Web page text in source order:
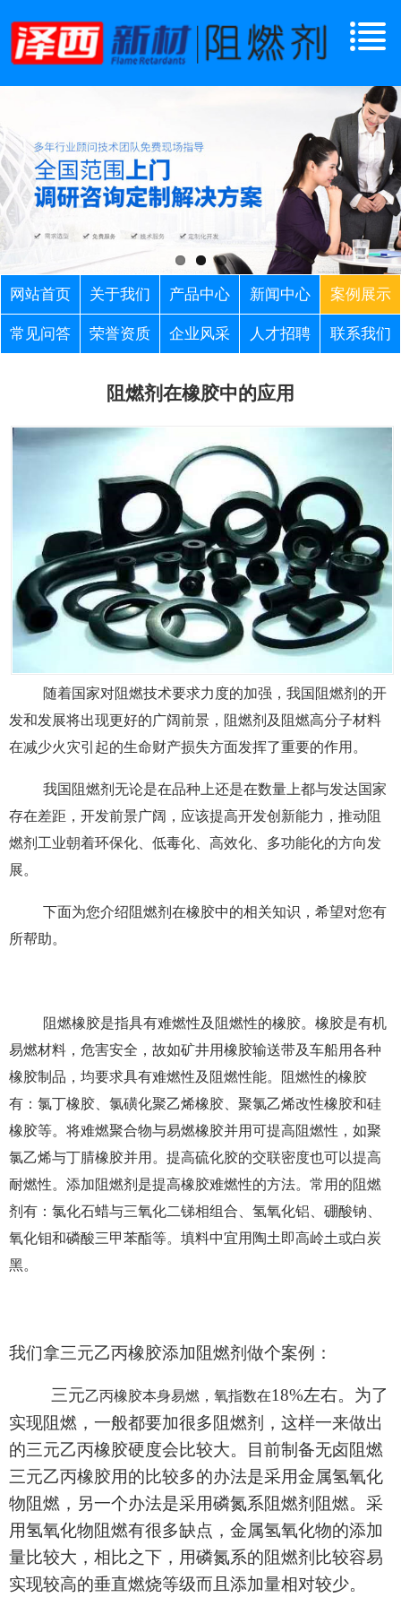
网站首页 关于我们 产品中心 新闻中心 案例展示
常见问答 荣誉资质 企业风采 人才招聘 联系我们
阻燃剂在橡胶中的应用
随着国家对阻燃技术要求力度的加强，我国阻燃剂的开
发和发展将出现更好的广阔前景，阻燃剂及阻燃高分子材料
在减少火灾引起的生命财产损失方面发挥了重要的作用。
我国阻燃剂无论是在品种上还是在数量上都与发达国家
存在差距，开发前景广阔，应该提高开发创新能力，推动阻
燃剂工业朝着环保化、低毒化、高效化、多功能化的方向发
展。
下面为您介绍阻燃剂 在橡胶中的相关知识，希望对您有
所帮助。
阻燃橡胶是指具有难燃性及阻燃性的橡胶。橡胶是有机
易燃材料，危害安全，故如矿井用橡胶输送带及车船用各种
橡胶制品，均要求具有难燃性及阻燃性能。阻燃性的橡胶
有：氯丁橡胶、氯磺化聚乙烯橡胶 、聚氯乙烯改性橡胶和硅
橡胶等。将难燃聚合物与易燃橡胶并用可提高阻燃性，如聚
氯乙烯与丁腈橡胶并用。提高硫化胶的交联密度也可以提高
耐燃性。添加阻燃剂是提高橡胶难燃性的方法。常用的阻燃
剂有：氯化石蜡与三氧化二锑相组合、氢氧化铝、硼酸钠、
氧化钼和磷酸三甲苯酯等。填料中宜用陶土 即高岭土或白炭
黑。
我们拿三元乙丙橡胶添加阻燃剂做个案例：
三元乙丙橡胶本身易燃，氧指数在18%左右。为了
实现阻燃，一般都要加很多阻燃剂，这样一来做出
的三元乙丙橡胶硬度会比较大。 目前制备无卤阻燃
三元乙丙橡胶用的比较多的办法是采用金属氢氧化
物阻燃，另一个办法是采用磷氮系阻燃剂阻燃。采
用氢氧化物阻燃有很多缺点，金属氢氧化物的添加
量比较大，相比之下，用磷氮系的阻燃剂比较容易
实现较高的垂直燃烧等级而且添加量相对较少。